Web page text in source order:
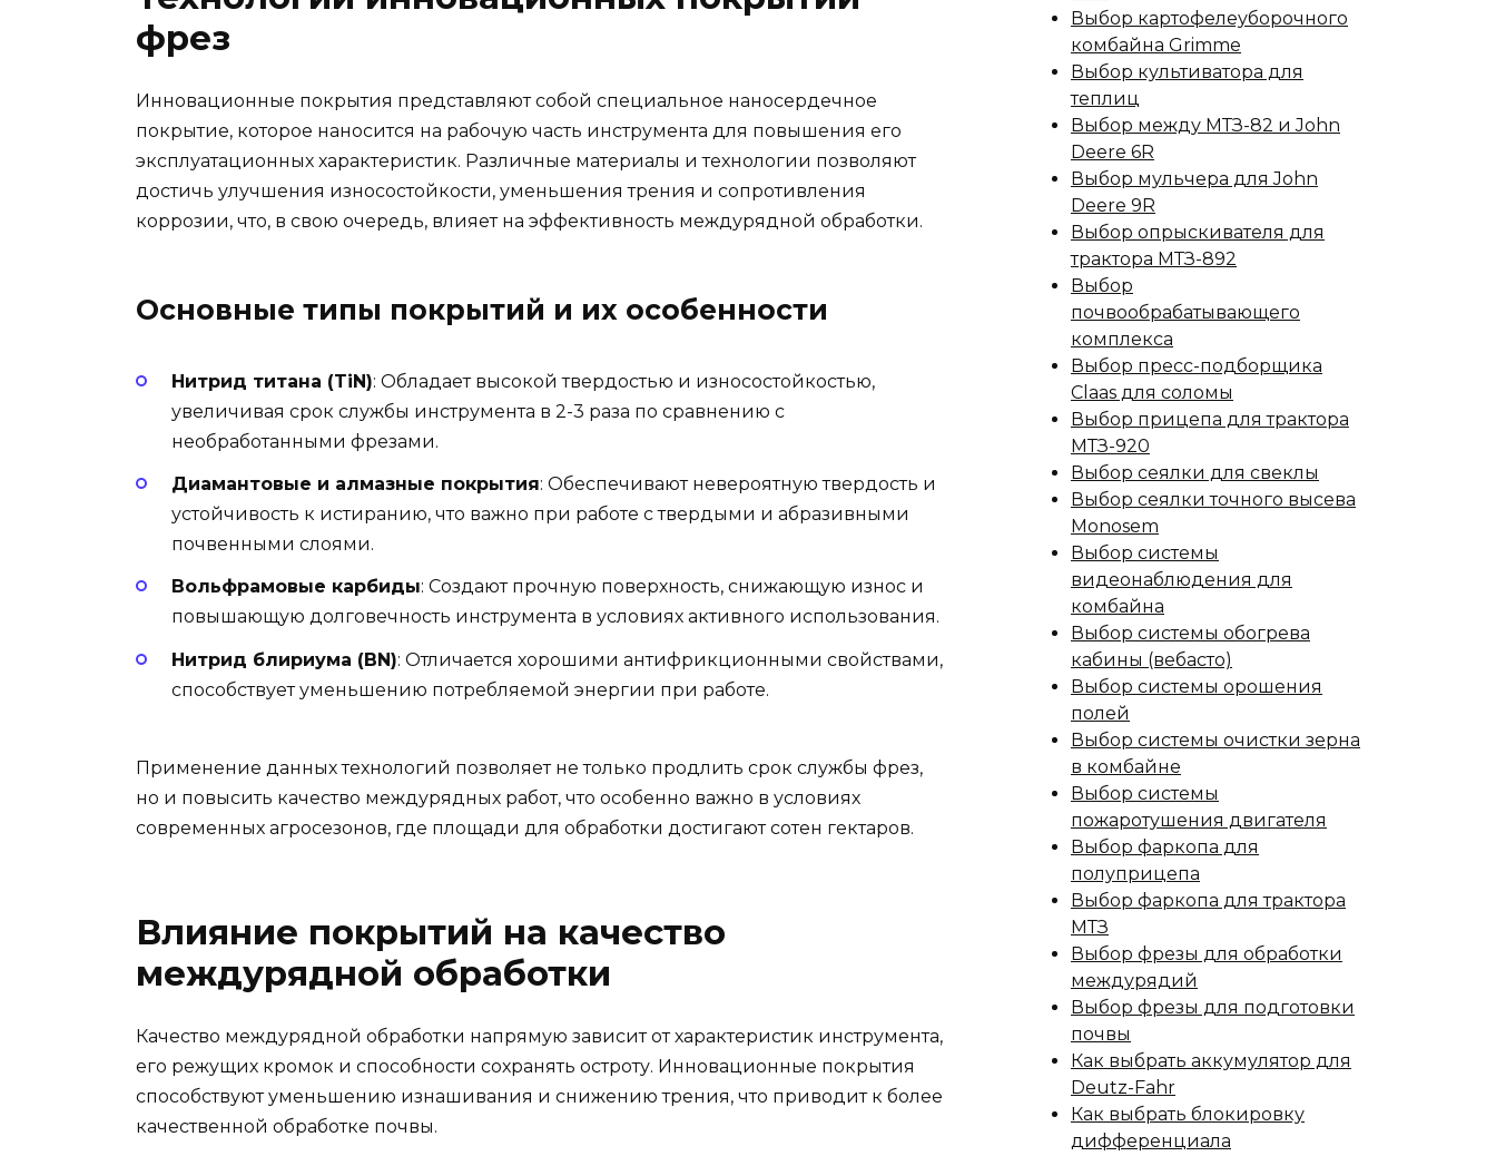
фрез
Инновационные покрытия представляют собой специальное наносердечное
покрытие, которое наносится на рабочую часть инструмента для повышения его
эксплуатационных характеристик. Различные материалы и технологии позволяют
достичь улучшения износостойкости, уменьшения трения и сопротивления
коррозии, что, в свою очередь, влияет на эффективность междурядной обработки.
Основные типы покрытий и их особенности
Нитрид титана (TiN): Обладает высокой твердостью и износостойкостью,
увеличивая срок службы инструмента в 2-3 раза по сравнению с
необработанными фрезами.
Диамантовые и алмазные покрытия: Обеспечивают невероятную твердость и
устойчивость к истиранию, что важно при работе с твердыми и абразивными
почвенными слоями.
Вольфрамовые карбиды: Создают прочную поверхность, снижающую износ и
повышающую долговечность инструмента в условиях активного использования.
Нитрид блириума (BN): Отличается хорошими антифрикционными свойствами,
способствует уменьшению потребляемой энергии при работе.
Применение данных технологий позволяет не только продлить срок службы фрез,
но и повысить качество междурядных работ, что особенно важно в условиях
современных агросезонов, где площади для обработки достигают сотен гектаров.
Влияние покрытий на качество
междурядной обработки
Качество междурядной обработки напрямую зависит от характеристик инструмента,
его режущих кромок и способности сохранять остроту. Инновационные покрытия
способствуют уменьшению изнашивания и снижению трения, что приводит к более
качественной обработке почвы.
Выбор картофелеуборочного
комбайна Grimme
Выбор культиватора для
теплиц
Выбор между МТЗ-82 и John
Deere 6R
Выбор мульчера для John
Deere 9R
Выбор опрыскивателя для
трактора МТЗ-892
Выбор
почвообрабатывающего
комплекса
Выбор пресс-подборщика
Claas для соломы
Выбор прицепа для трактора
МТЗ-920
Выбор сеялки для свеклы
Выбор сеялки точного высева
Monosem
Выбор системы
видеонаблюдения для
комбайна
Выбор системы обогрева
кабины (вебасто)
Выбор системы орошения
полей
Выбор системы очистки зерна
в комбайне
Выбор системы
пожаротушения двигателя
Выбор фаркопа для
полуприцепа
Выбор фаркопа для трактора
МТЗ
Выбор фрезы для обработки
междурядий
Выбор фрезы для подготовки
почвы
Как выбрать аккумулятор для
Deutz-Fahr
Как выбрать блокировку
дифференциала